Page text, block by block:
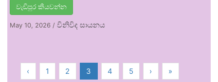
වැඩිපුර කියවන්න
May 10, 2026 / විනිවිද සායනය
‹ 1 2 3 4 5 › »